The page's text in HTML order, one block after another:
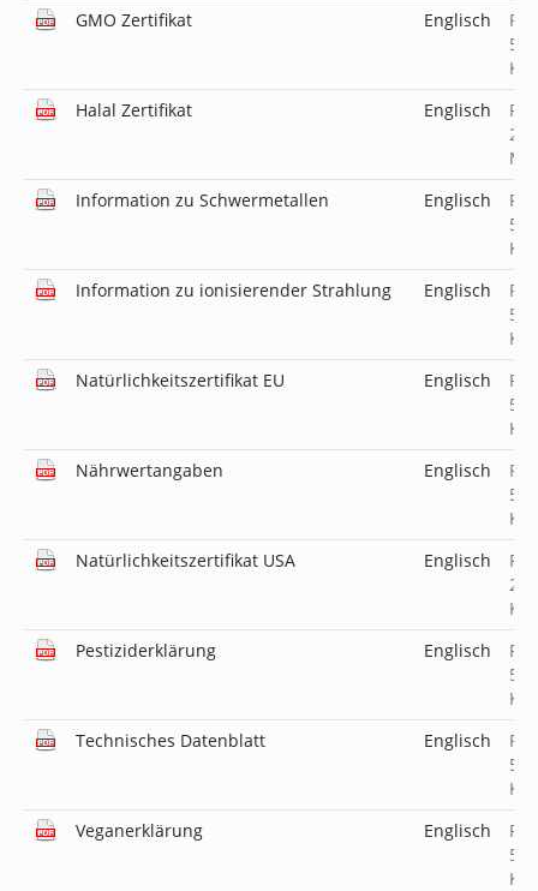
GMO Zertifikat
Englisch
PDF
KB
Halal Zertifikat
Englisch
PDF
MB
Information zu Schwermetallen
Englisch
PDF
KB
Information zu ionisierender Strahlung
Englisch
PDF
KB
Natürlichkeitszertifikat EU
Englisch
PDF
KB
Nährwertangaben
Englisch
PDF
KB
Natürlichkeitszertifikat USA
Englisch
PDF
KB
Pestiziderklärung
Englisch
PDF
KB
Technisches Datenblatt
Englisch
PDF
KB
Veganerklärung
Englisch
PDF
KB